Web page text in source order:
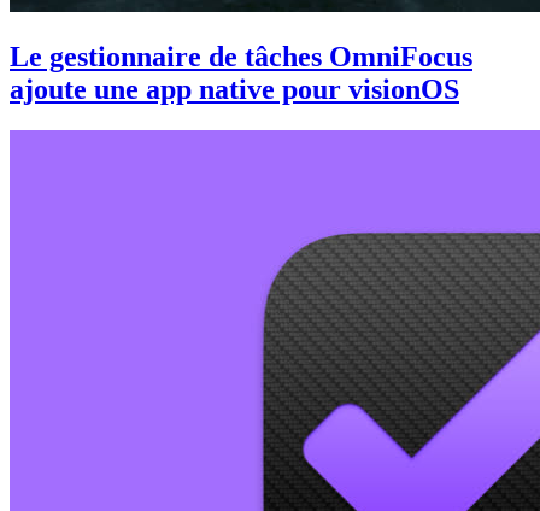
Le gestionnaire de tâches OmniFocus
ajoute une app native pour visionOS